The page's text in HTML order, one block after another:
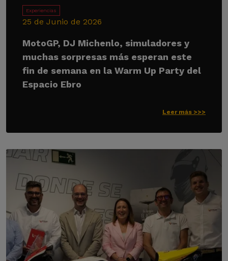
Experiencias
25 de Junio de 2026
MotoGP, DJ Michenlo, simuladores y
muchas sorpresas más esperan este
fin de semana en la Warm Up Party del
Espacio Ebro
Leer más >>>